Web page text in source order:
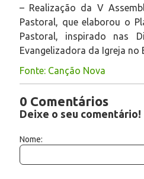
– Realização da V
Pastoral, que elaborou o
Pastoral, inspirado nas
Evangelizadora da Igreja no
Fonte: Canção Nova
0 Comentários
Deixe o seu comentário!
Nome: